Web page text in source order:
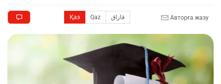
Қаз Qaz قازاق Авторға жазу